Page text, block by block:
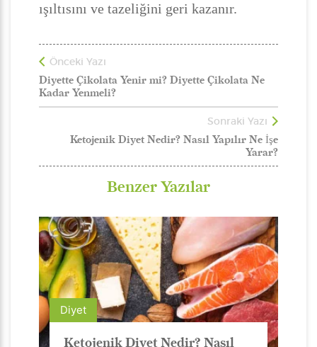
ışıltısını ve tazeliğini geri kazanır.
Önceki Yazı
Diyette Çikolata Yenir mi? Diyette Çikolata Ne
Kadar Yenmeli?
Sonraki Yazı
Ketojenik Diyet Nedir? Nasıl Yapılır Ne İşe
Yarar?
Benzer Yazılar
Diyet
Ketojenik Diyet Nedir? Nasıl